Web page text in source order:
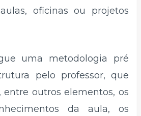
oficinas ou projetos
uma metodologia pré
pelo professor, que
entre outros elementos, os
da aula, os